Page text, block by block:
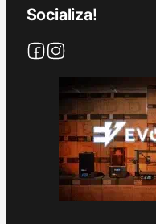
Socializa!